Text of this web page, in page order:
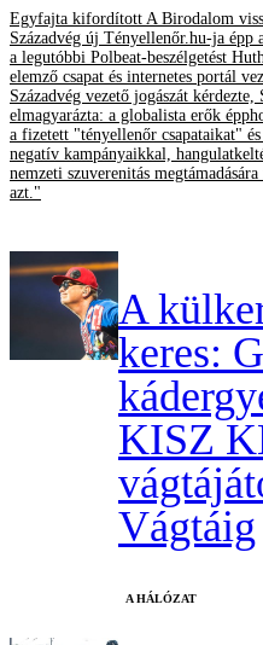
Egyfajta kifordított A Birodalom
Századvég új Tényellenőr.hu-ja
a legutóbbi Polbeat-beszélgetést
elemző csapat és internetes portál
Századvég vezető jogászát
elmagyarázta: a globalista erők
a fizetett "tényellenőr csapataikat"
negatív kampányaikkal,
nemzeti szuverenitás
azt."
A
keres:
KISZ
Vágtáig
A HÁLÓZAT